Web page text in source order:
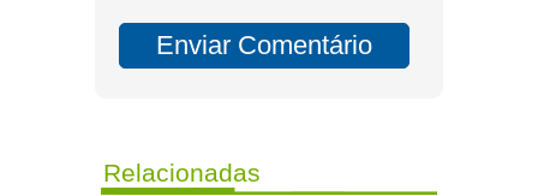
Relacionadas